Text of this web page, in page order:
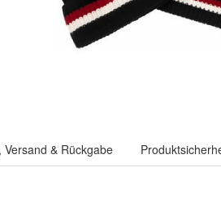
Versand & Rückgabe